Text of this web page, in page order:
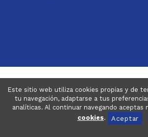
Este sitio web utiliza cookies propias y de
tu navegación, adaptarse a tus
analíticas. Al continuar navegando aceptas
cookies. Aceptar